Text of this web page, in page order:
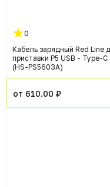
0
Кабель зарядный Red Line
приставки P5 USB - Type-
(HS-PS5603A)
от 610.00 ₽